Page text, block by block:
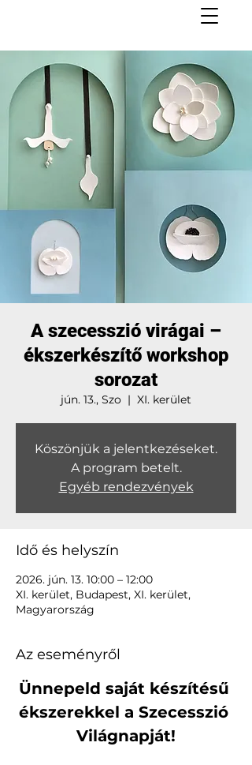
A szecesszió virágai –
ékszerkészítő workshop
sorozat
jún. 13., Szo
  |
XI. kerület
Köszönjük a jelentkezéseket.
A program betelt.
Egyéb rendezvények
Idő és helyszín
2026. jún. 13. 10:00 – 12:00
XI. kerület, Budapest, XI. kerület,
Magyarország
Az eseményről
Ünnepeld saját készítésű
ékszerekkel a Szecesszió
Világnapját!